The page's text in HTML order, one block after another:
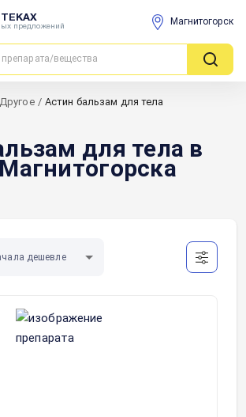
предложений Магнитогорск
Другое / Астин бальзам для тела
для тела в
дешевле